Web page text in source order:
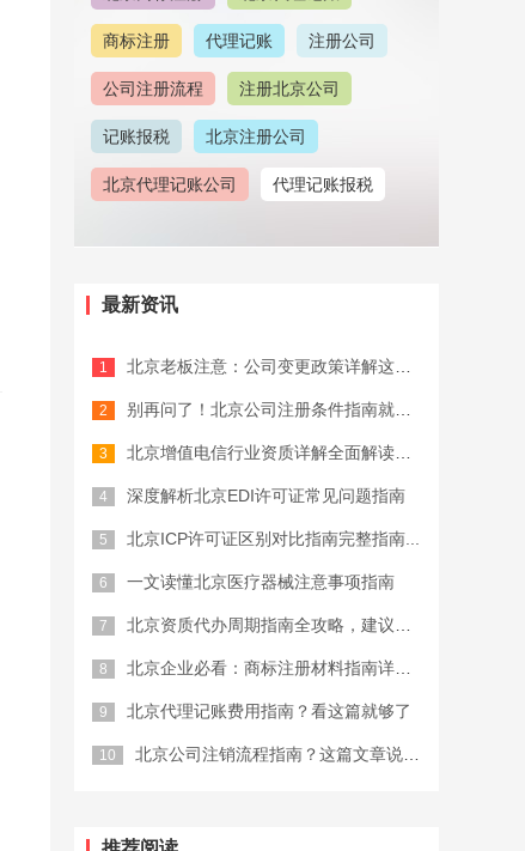
商标注册 代理记账 注册公司
公司注册流程 注册北京公司
记账报税 北京注册公司
北京代理记账公司 代理记账报税
公司注册费用
最新资讯
北京老板注意：公司变更政策详解这些坑...
别再问了！北京公司注册条件指南就这么...
北京增值电信行业资质详解全面解读，终...
深度解析北京EDI许可证常见问题指南
北京ICP许可证区别对比指南完整指南...
一文读懂北京医疗器械注意事项指南
北京资质代办周期指南全攻略，建议收藏
北京企业必看：商标注册材料指南详细解...
北京代理记账费用指南？看这篇就够了
北京公司注销流程指南？这篇文章说清楚...